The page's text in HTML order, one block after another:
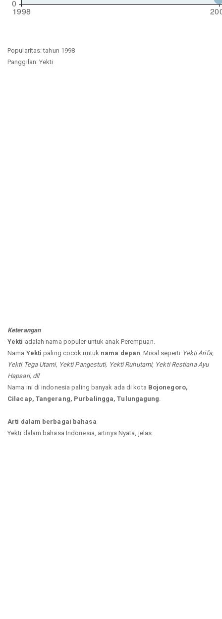
Popularitas: tahun 1998
Panggilan: Yekti
Keterangan
Yekti adalah nama populer untuk anak Perempuan.
Nama Yekti paling cocok untuk nama depan . Misal seperti Yekti Arifa,
Yekti Tega Utami, Yekti Pangestuti, Yekti Ruhutami, Yekti Restiana Ayu
Hapsari, dll
Nama ini di indonesia paling banyak ada di kota Bojonegoro,
Cilacap, Tangerang, Purbalingga, Tulungagung
Arti dalam berbagai bahasa
Yekti dalam bahasa Indonesia, artinya Nyata, jelas.